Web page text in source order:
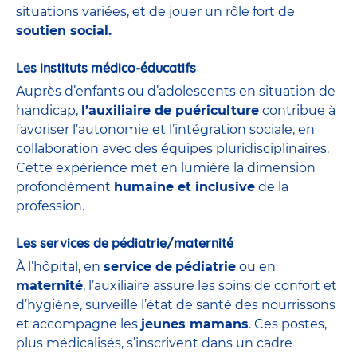
situations variées, et de jouer un rôle fort de
soutien social.
Les instituts médico-éducatifs
Auprès d’enfants ou d’adolescents en situation de
handicap, l’auxiliaire de puériculture contribue à
favoriser l’autonomie et l’intégration sociale, en
collaboration avec des équipes pluridisciplinaires.
Cette expérience met en lumière la dimension
profondément humaine et inclusive de la
profession.
Les services de pédiatrie/maternité
À l’hôpital, en service de pédiatrie ou en
maternité, l’auxiliaire assure les soins de confort et
d’hygiène, surveille l’état de santé des nourrissons
et accompagne les jeunes mamans. Ces postes,
plus médicalisés, s’inscrivent dans un cadre